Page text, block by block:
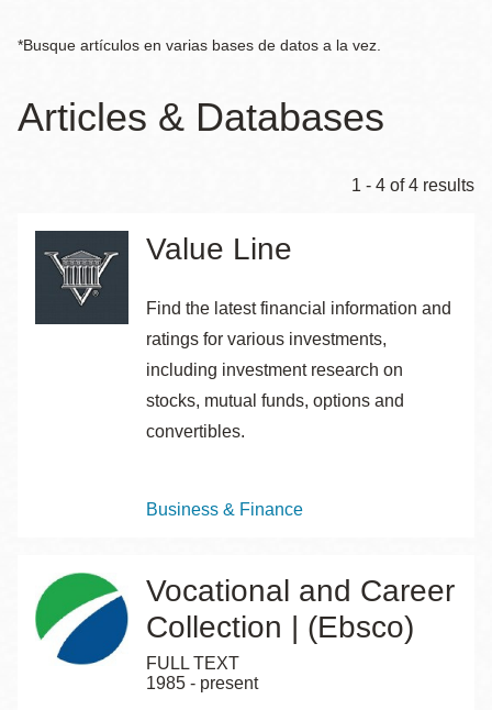
Articles & Databases
1 - 4 of 4 results
Value Line
Find the latest financial information and
ratings for various investments,
including investment research on
stocks, mutual funds, options and
convertibles.
Topics
Business & Finance
Vocational and Career
Collection | (Ebsco)
FULL TEXT
1985 - present
*Busque artículos en varias bases de datos a la vez.